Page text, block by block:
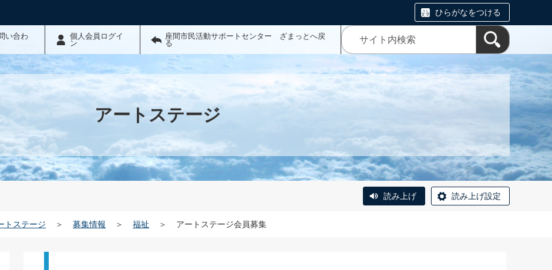
ひらがなをつける
い合わ
個人会員ログイ
ン
座間市民活動サポートセンター ざまっとへ戻
る
アートステージ
読み上げ 読み上げ設定
トステージ ＞ 募集情報 ＞ 福祉 ＞ アートステージ会員募集